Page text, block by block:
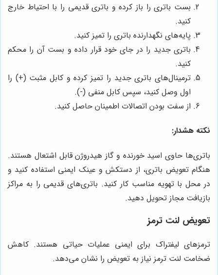
بست باتری را باز کرده و باتری قدیمی را با احتیاط خارج
کنید.
پایه‌های نگهدارنده باتری را تمیز کنید.
باتری جدید را در جای خود قرار داده و بست آن را محکم
کنید.
ترمینال‌های باتری جدید را تمیز کرده و کابل مثبت (+) را
اول وصل کنید، سپس کابل منفی (-).
از سفت بودن اتصالات اطمینان حاصل کنید.
نکته هشدار:
باتری‌ها حاوی اسید خورنده و گاز هیدروژن قابل اشتعال هستند.
هنگام تعویض باتری، از دستکش و عینک ایمنی استفاده کنید و
در محل با تهویه مناسب کار کنید. باتری‌های قدیمی را به مراکز
بازیافت مجاز تحویل دهید.
تعویض لنت ترمز
ترمزهای لیفتراک برای ایمنی عملیات حیاتی هستند. کاهش
ضخامت لنت ترمز نیاز به تعویض را نشان می‌دهد.